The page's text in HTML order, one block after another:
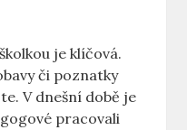
je klíčová.
či poznatky
V dnešní době je
pracovali